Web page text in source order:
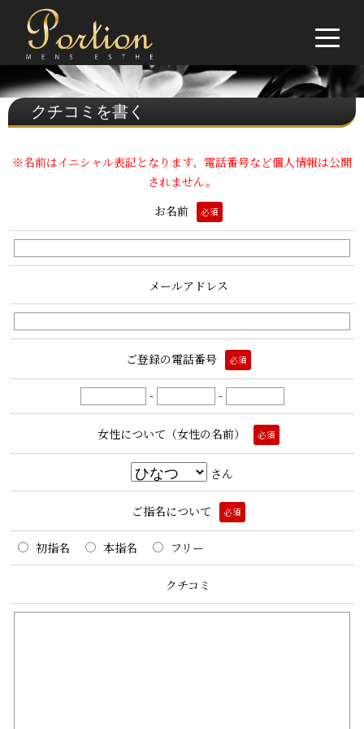
クチコミを書く
※名前はイニシャル表記となります、電話番号など個人情報は公開
されません。
お名前
必須
メールアドレス
ご登録の電話番号 必須
- -
女性について（女性の名前） 必須
さん
ご指名について 必須
初指名 本指名 フリー
クチコミ